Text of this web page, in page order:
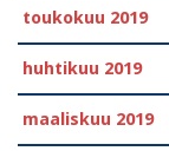
toukokuu 2019
huhtikuu 2019
maaliskuu 2019